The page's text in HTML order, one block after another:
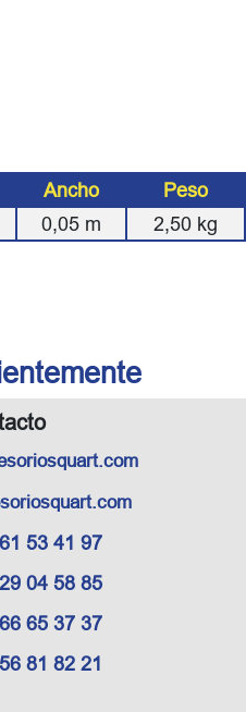
Ancho
Peso
0,05 m 2,50 kg
53 41 97
04 58 85
65 37 37
81 82 21